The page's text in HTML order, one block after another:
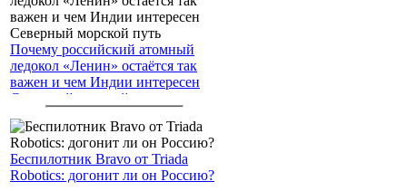
Почему российский атомный
ледокол «Ленин» остаётся так
важен и чем Индии интересен
Северный морской путь
Беспилотник Bravo от Triada
Robotics: догонит ли он Россию?